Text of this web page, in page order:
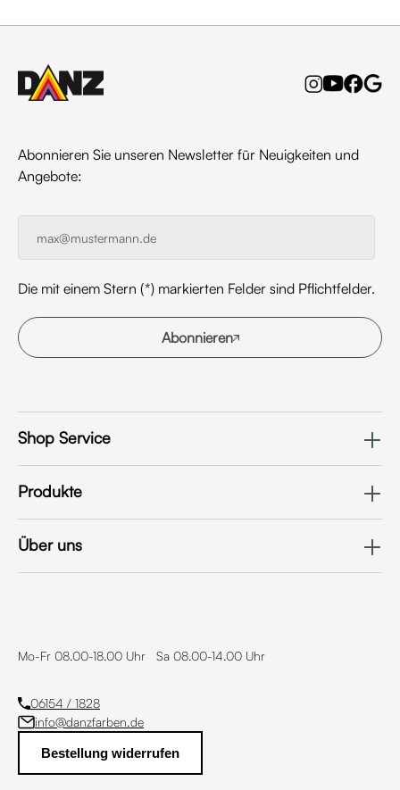
Mo-Fr 08.00-18.00 Uhr Sa 08.00-14.00 Uhr
06154 / 1828
info@danzfarben.de
Bestellung widerrufen
Shop Service
Produkte
Über uns
Abonnieren Sie unseren Newsletter für Neuigkeiten und
Angebote:
Die mit einem Stern (*) markierten Felder sind Pflichtfelder.
Abonnieren